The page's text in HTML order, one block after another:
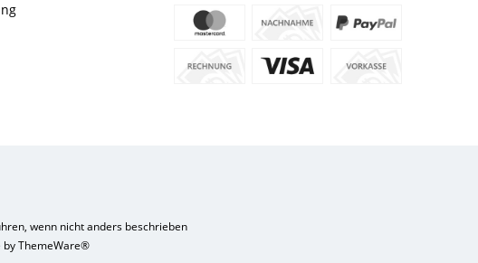
wenn nicht anders beschrieben
byThemeWare®